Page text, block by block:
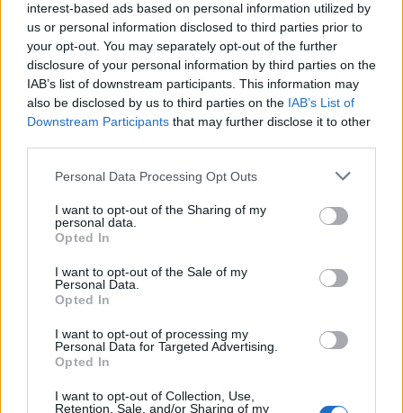
interest-based ads based on personal information utilized by
us or personal information disclosed to third parties prior to
your opt-out. You may separately opt-out of the further
disclosure of your personal information by third parties on the
IAB’s list of downstream participants. This information may
also be disclosed by us to third parties on the IAB’s List of
Downstream Participants that may further disclose it to other
Please note that this website/app uses one or more Google
not limited to your visit or usage behaviour. You may click to
grant or deny consent to Google and its third-party tags to
use your data for below specified purposes in below Google
consent section.
Personal Data Processing Opt Outs
I want to opt-out of the Sharing of my
personal data.
Opted In
I want to opt-out of the Sale of my
Personal Data.
Opted In
I want to opt-out of processing my
Personal Data for Targeted Advertising.
Opted In
I want to opt-out of Collection, Use,
Retention, Sale, and/or Sharing of my
Elbono para psicólogos de 2024es una valiosa
oportunidad para quienes necesitan apoyo psicológico
pero tienen dificultades para cubrir los costos de las
sesiones. Con montos variables según la ISEE y un
procedimiento simplificado a través del portal INPS, esta
AUTOR
Consejo editorial